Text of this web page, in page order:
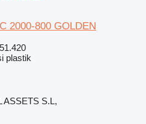
2000-800 GOLDEN
plastik
ASSETS S.L,